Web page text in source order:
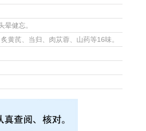
健忘。
黄芪、当归、肉苁蓉、山药等16味。